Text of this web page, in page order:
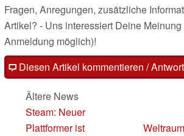
Fragen, Anregungen, zusätzliche
Artikel? - Uns interessiert Deine
Anmeldung möglich)!
Diesen Artikel kommentieren /
Ältere News
Steam: Neuer
Plattformer ist